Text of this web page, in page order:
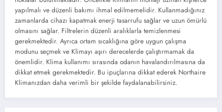
yapılmalı ve düzenli bakımı ihmal edilmemelidir. Kullanmadığınız
zamanlarda cihazı kapatmak enerji tasarrufu sağlar ve uzun ömürlü
olmasını sağlar. Filtrelerin düzenli aralıklarla temizlenmesi
gerekmektedir. Ayrıca ortam sıcaklığına göre uygun çalışma
modunu seçmek ve Klimayı aşırı derecelerde çalıştırmamak da
önemlidir. Klima kullanımı sırasında odanın havalandırılmasına da
dikkat etmek gerekmektedir. Bu ipuçlarına dikkat ederek Northaire
Klimanızdan daha verimli bir şekilde faydalanabilirsiniz.